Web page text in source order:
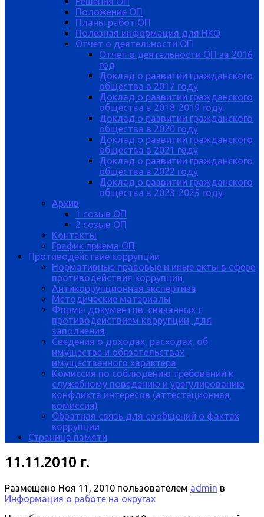
Положение ОП
Планы работ ОП
Полезная информация для НКО
Отчет о деятельности ОП
Отчет о деятельности ОП за 2016
год
Доклад о развитии гражданского
общества в 2017 году
Доклад о развитии гражданского
общества в 2018-2019 году
Доклад о развитии гражданского
общества в 2020 году
Доклад о развитии гражданского
общества в 2021 году
Доклад о развитии гражданского
общества в 2022 году
Доклад о развитии гражданского
общества в 2023-2025 году
Архив
1 созыв ОП
2 созыв ОП
Контакты
График приема ОП
Противодействие коррупции
Нормативные правовые и иные акты в сфере
противодействия коррупции
Антикоррупционная экспертиза
Методические материалы
Формы документов, связанных с
противодействием коррупции, для
заполнения
Сведения о доходах, расходах, об
имуществе и обязательствах
имущественного характера
Комиссия по соблюдению требований к
служебному поведению и урегулированию
конфликта интересов (аттестационная
комиссия)
Обратная связь для сообщений о фактах
коррупции
Страница памяти
11.11.2010 г.
Размещено Ноя 11, 2010 пользователем admin в
Информация о работе на округах